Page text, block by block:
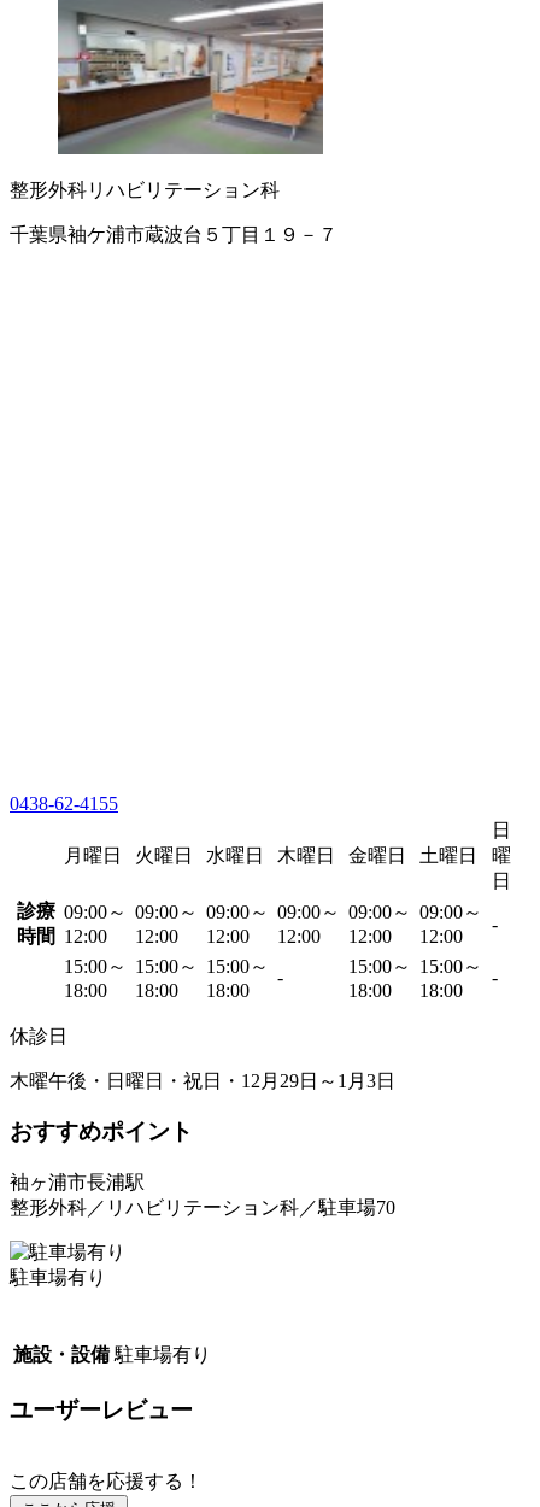
整形外科リハビリテーション科
千葉県袖ケ浦市蔵波台５丁目１９－７
0438-62-4155
月曜日 火曜日 水曜日 木曜日 金曜日 土曜日
日
曜
日
診療
時間
09:00～
12:00
09:00～
12:00
09:00～
12:00
09:00～
12:00
09:00～
12:00
09:00～
12:00
-
15:00～
18:00
15:00～
18:00
15:00～
18:00
-
15:00～
18:00
15:00～
18:00
-
休診日
木曜午後・日曜日・祝日・12月29日～1月3日
おすすめポイント
袖ヶ浦市長浦駅
整形外科／リハビリテーション科／駐車場70
駐車場有り
施設・設備 駐車場有り
ユーザーレビュー
この店舗を応援する！